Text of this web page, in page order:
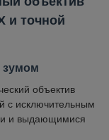
и точной
зумом
объектив
с исключительным
и выдающимися